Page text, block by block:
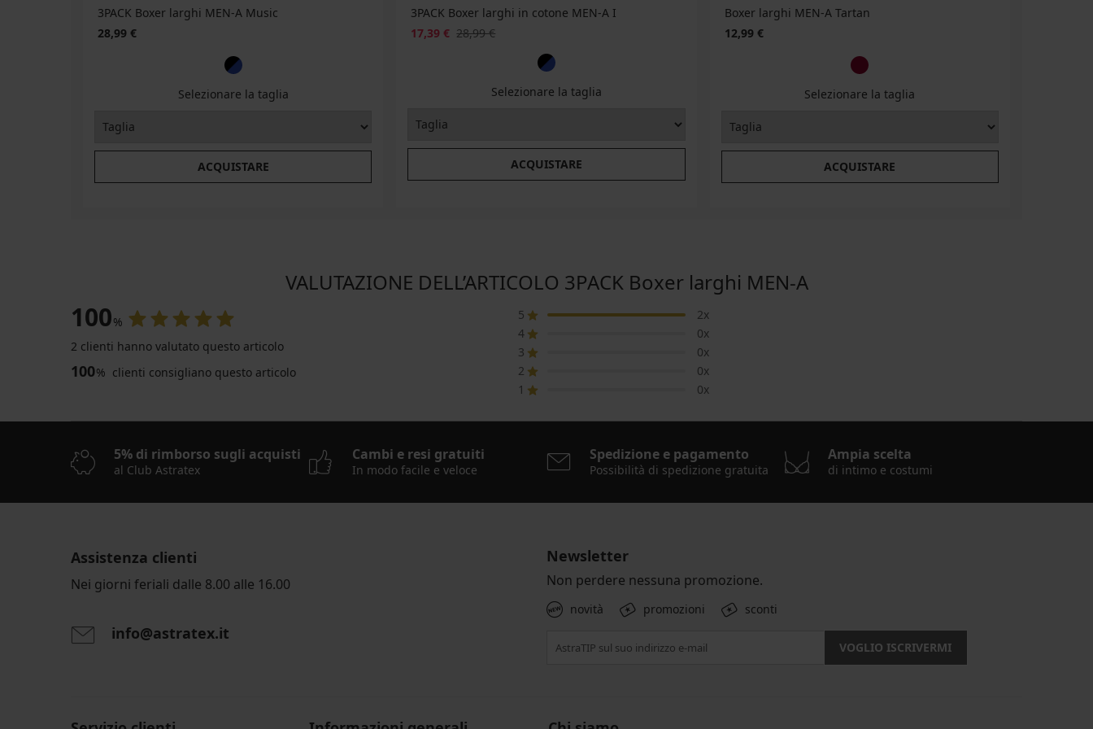
3PACK Boxer larghi MEN-A Music
28,99 €
Selezionare la taglia
ACQUISTARE
3PACK Boxer larghi in cotone MEN-A I
17,39 € 28,99 €
Selezionare la taglia
ACQUISTARE
Boxer larghi MEN-A Tartan
12,99 €
Selezionare la taglia
ACQUISTARE
VALUTAZIONE DELL’ARTICOLO 3PACK Boxer larghi MEN-A
100%
2 clienti hanno valutato questo articolo
100% clienti consigliano questo articolo
5
2x
4
0x
3
0x
2
0x
1
0x
5% di rimborso sugli acquisti
al Club Astratex
Cambi e resi gratuiti
In modo facile e veloce
Spedizione e pagamento
Possibilità di spedizione gratuita
Ampia scelta
di intimo e costumi
Assistenza clienti
Nei giorni feriali dalle 8.00 alle 16.00
info@astratex.it
Newsletter
Non perdere nessuna promozione.
novità promozioni sconti
VOGLIO ISCRIVERMI